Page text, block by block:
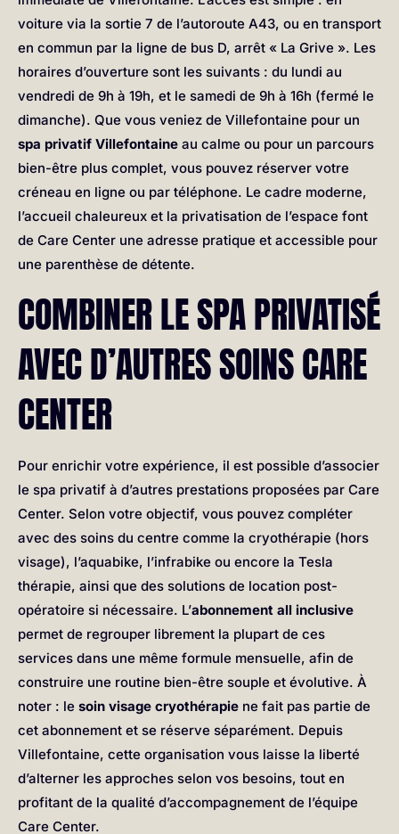
voiture via la sortie 7 de l’autoroute A43, ou en transport
en commun par la ligne de bus D, arrêt « La Grive ». Les
horaires d’ouverture sont les suivants : du lundi au
vendredi de 9h à 19h, et le samedi de 9h à 16h (fermé le
dimanche). Que vous veniez de Villefontaine pour un
spa privatif Villefontaine au calme ou pour un parcours
bien-être plus complet, vous pouvez réserver votre
créneau en ligne ou par téléphone. Le cadre moderne,
l’accueil chaleureux et la privatisation de l’espace font
de Care Center une adresse pratique et accessible pour
une parenthèse de détente.
COMBINER LE SPA PRIVATISÉ
AVEC D’AUTRES SOINS CARE
CENTER
Pour enrichir votre expérience, il est possible d’associer
le spa privatif à d’autres prestations proposées par Care
Center. Selon votre objectif, vous pouvez compléter
avec des soins du centre comme la cryothérapie (hors
visage), l’aquabike, l’infrabike ou encore la Tesla
thérapie, ainsi que des solutions de location post-
opératoire si nécessaire. L’abonnement all inclusive
permet de regrouper librement la plupart de ces
services dans une même formule mensuelle, afin de
construire une routine bien-être souple et évolutive. À
noter : le soin visage cryothérapie ne fait pas partie de
cet abonnement et se réserve séparément. Depuis
Villefontaine, cette organisation vous laisse la liberté
d’alterner les approches selon vos besoins, tout en
profitant de la qualité d’accompagnement de l’équipe
Care Center.